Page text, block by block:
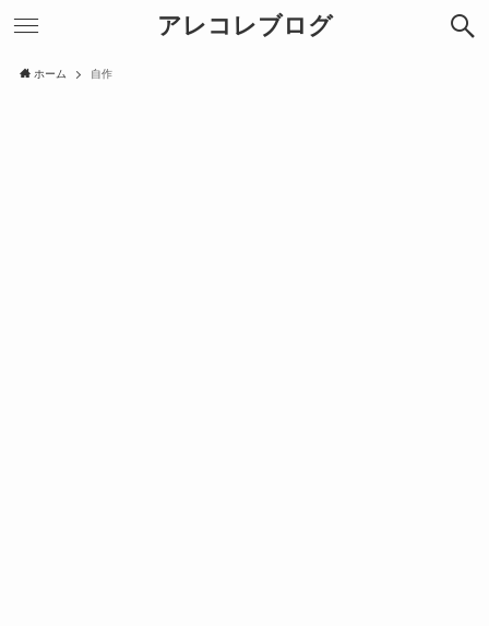
アレコレブログ
ホーム 自作